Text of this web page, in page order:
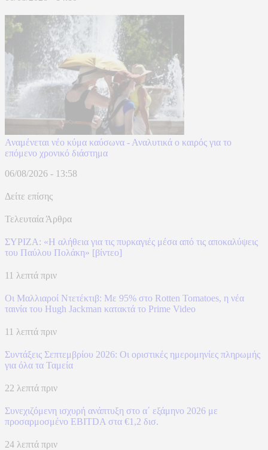
Αναμένεται νέο κύμα καύσωνα - Αναλυτικά ο καιρός για το
επόμενο χρονικό διάστημα
06/08/2026 - 13:58
Δείτε επίσης
Τελευταία Άρθρα
ΣΥΡΙΖΑ: «Η αλήθεια για τις πυρκαγιές μέσα από τις αποκαλύψεις
του Παύλου Πολάκη» [βίντεο]
11 λεπτά πριν
Οι Μαλλιαροί Ντετέκτιβ: Με 95% στο Rotten Tomatoes, η νέα
ταινία του Hugh Jackman κατακτά το Prime Video
11 λεπτά πριν
Συντάξεις Σεπτεμβρίου 2026: Οι οριστικές ημερομηνίες πληρωμής
για όλα τα Ταμεία
22 λεπτά πριν
Συνεχιζόμενη ισχυρή ανάπτυξη στο α΄ εξάμηνο 2026 με
προσαρμοσμένο EBITDA στα €1,2 δισ.
24 λεπτά πριν